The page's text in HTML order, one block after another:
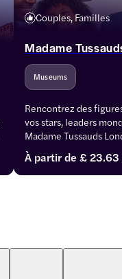
Couples, Familles
Madame
Museums
Rencontrez des
vos stars, leaders
Madame Tussauds
À partir de £ 23.63